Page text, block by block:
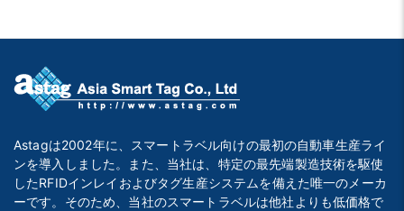
Astagは2002年に、スマートラベル向けの最初の自動車生産ライ
ンを導入しました。また、当社は、特定の最先端製造技術を駆使
したRFIDインレイおよびタグ生産システムを備えた唯一のメーカ
ーです。そのため、当社のスマートラベルは他社よりも低価格で